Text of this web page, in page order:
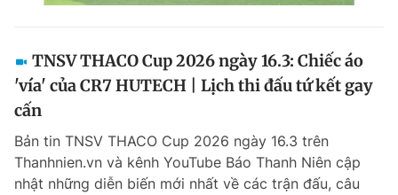
TNSV THACO Cup 2026 ngày 16.3: Chiếc áo
'vía' của CR7 HUTECH | Lịch thi đấu tứ kết gay
cấn
Bản tin TNSV THACO Cup 2026 ngày 16.3 trên
Thanhnien.vn và kênh YouTube Báo Thanh Niên cập
nhật những diễn biến mới nhất về các trận đấu, câu